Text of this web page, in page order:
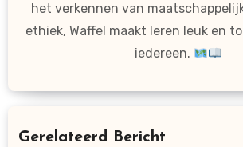
het verkennen van
ethiek, Waffel maakt leren leuk en
iedereen.
Gerelateerd Bericht